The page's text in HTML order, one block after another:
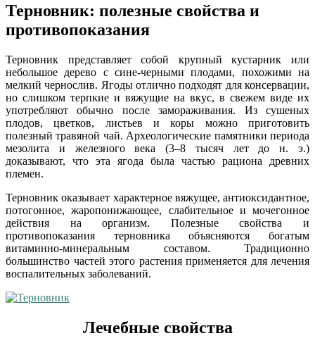
Терновник: полезные свойства и
противопоказания
Терновник представляет собой крупный кустарник или
небольшое дерево с сине-черными плодами, похожими на
мелкий чернослив. Ягоды отлично подходят для консервации,
но слишком терпкие и вяжущие на вкус, в свежем виде их
употребляют обычно после замораживания. Из сушеных
плодов, цветков, листьев и коры можно приготовить
полезный травяной чай. Археологические памятники периода
мезолита и железного века (3–8 тысяч лет до н. э.)
доказывают, что эта ягода была частью рациона древних
племен.
Терновник оказывает характерное вяжущее, антиоксидантное,
потогонное, жаропонижающее, слабительное и мочегонное
действия на организм. Полезные свойства и
противопоказания терновника объясняются богатым
витаминно-минеральным составом. Традиционно
большинство частей этого растения применяется для лечения
воспалительных заболеваний.
Лечебные свойства